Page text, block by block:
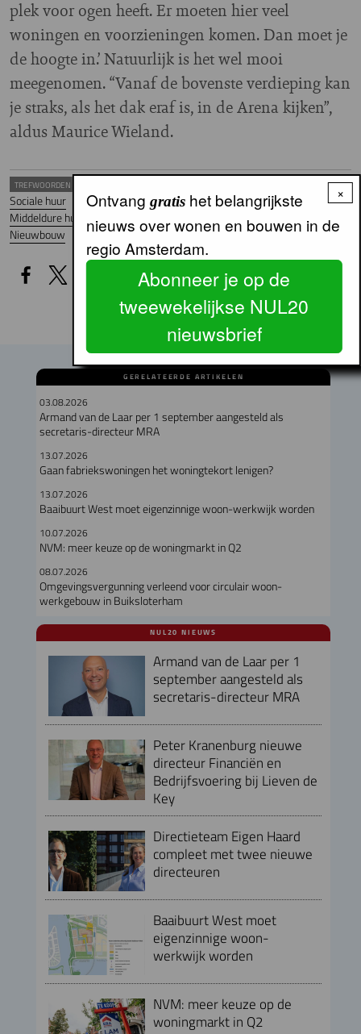
plek voor ogen heeft. Er moeten hier veel
woningen en voorzieningen komen. Dan moet je
de hoogte in.’ Natuurlijk is het wel mooi
meegenomen. “Vanaf de bovenste verdieping kan
je straks, als het dak eraf is, in de Arena kijken”,
aldus Maurice Wieland.
TREFWOORDEN
Sociale huur Vrijesectorhuur
METROPOOLREGIO - MRA
Middeldure huur
Stadsdeel Zuidoost
WONINGPRODUCTIE
Nieuwbouw
GERELATEERDE ARTIKELEN
03.08.2026
Armand van de Laar per 1 september aangesteld als
secretaris-directeur MRA
13.07.2026
Gaan fabriekswoningen het woningtekort lenigen?
13.07.2026
Baaibuurt West moet eigenzinnige woon-werkwijk worden
10.07.2026
NVM: meer keuze op de woningmarkt in Q2
08.07.2026
Omgevingsvergunning verleend voor circulair woon-
werkgebouw in Buiksloterham
NUL20 NIEUWS
Armand van de Laar per 1
september aangesteld als
secretaris-directeur MRA
Peter Kranenburg nieuwe
directeur Financiën en
Bedrijfsvoering bij Lieven de
Key
Directieteam Eigen Haard
compleet met twee nieuwe
directeuren
Baaibuurt West moet
eigenzinnige woon-
werkwijk worden
NVM: meer keuze op de
woningmarkt in Q2
×
Ontvang gratishet belangrijkste
nieuws over wonen en bouwen in de
regio Amsterdam.
Abonneer je op de
tweewekelijkse NUL20
nieuwsbrief